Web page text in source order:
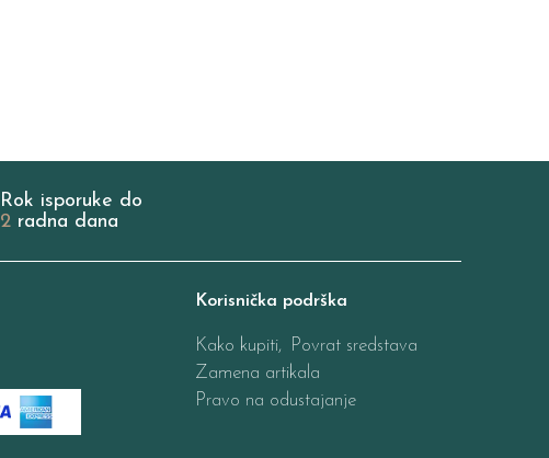
Rok isporuke do
2 radna dana
Korisnička podrška
Kako kupiti, Povrat sredstava
Zamena artikala
Pravo na odustajanje